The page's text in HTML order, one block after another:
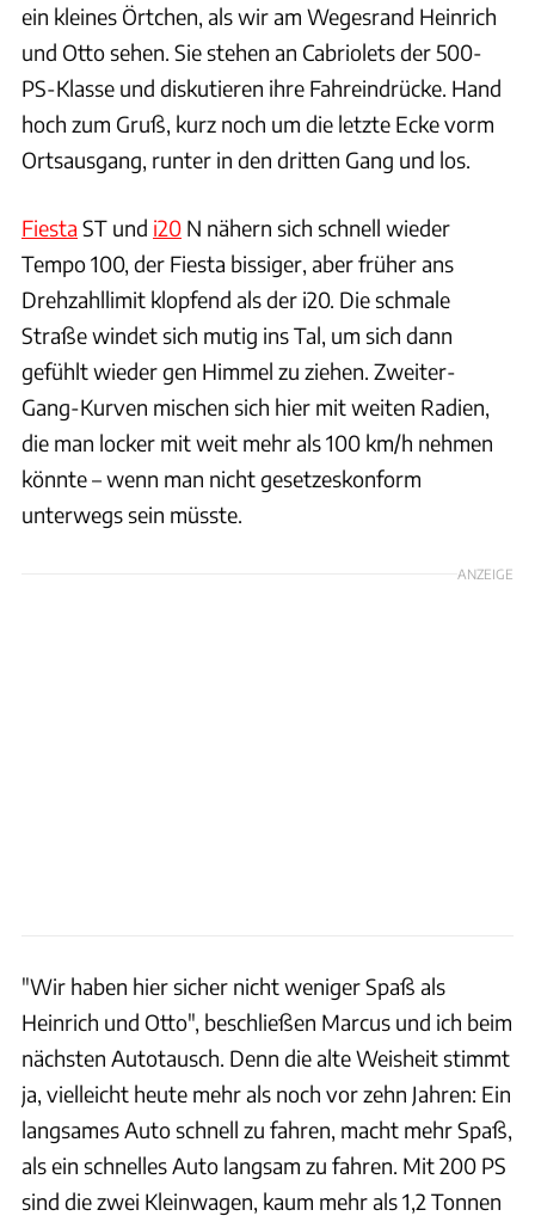
ein kleines Örtchen, als wir am Wegesrand Heinrich
und Otto sehen. Sie stehen an Cabriolets der 500-
PS-Klasse und diskutieren ihre Fahreindrücke. Hand
hoch zum Gruß, kurz noch um die letzte Ecke vorm
Ortsausgang, runter in den dritten Gang und los.
Fiesta ST und i20 N nähern sich schnell wieder
Tempo 100, der Fiesta bissiger, aber früher ans
Drehzahllimit klopfend als der i20. Die schmale
Straße windet sich mutig ins Tal, um sich dann
gefühlt wieder gen Himmel zu ziehen. Zweiter-
Gang-Kurven mischen sich hier mit weiten Radien,
die man locker mit weit mehr als 100 km/h nehmen
könnte – wenn man nicht gesetzeskonform
unterwegs sein müsste.
ANZEIGE
"Wir haben hier sicher nicht weniger Spaß als
Heinrich und Otto", beschließen Marcus und ich beim
nächsten Autotausch. Denn die alte Weisheit stimmt
ja, vielleicht heute mehr als noch vor zehn Jahren: Ein
langsames Auto schnell zu fahren, macht mehr Spaß,
als ein schnelles Auto langsam zu fahren. Mit 200 PS
sind die zwei Kleinwagen, kaum mehr als 1,2 Tonnen